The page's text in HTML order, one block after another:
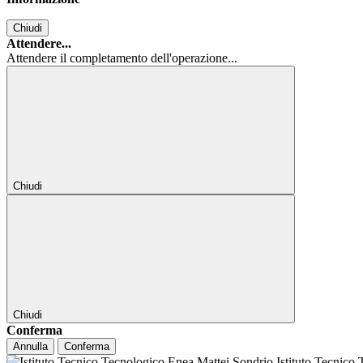
Chiudi
Attendere...
Attendere il completamento dell'operazione...
Chiudi
Chiudi
Conferma
Annulla Conferma